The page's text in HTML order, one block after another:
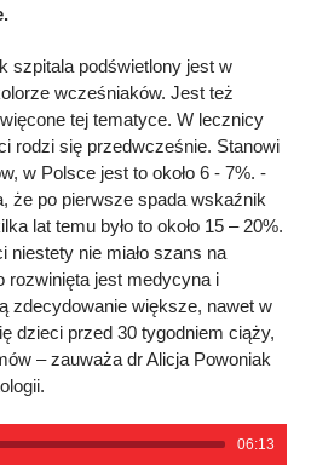
szpitala podświetlony jest w
wcześniaków. Jest też
tej tematyce. W lecznicy
rodzi się przedwcześnie. Stanowi
w Polsce jest to około 6 - 7%. -
że po pierwsze spada wskaźnik
lat temu było to około 15 – 20%.
niestety nie miało szans na
rozwinięta jest medycyna i
zdecydowanie większe, nawet w
dzieci przed 30 tygodniem ciąży,
– zauważa dr Alicja Powoniak
06:13